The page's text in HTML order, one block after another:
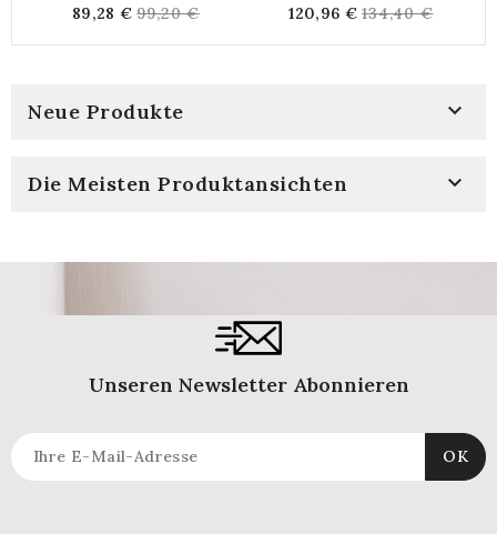
89,28 € Regular
price
99,20 € 120,96 € Regular
price
134,40 €
Neue Produkte 
Die Meisten Produktansichten 
Unseren Newsletter Abonnieren